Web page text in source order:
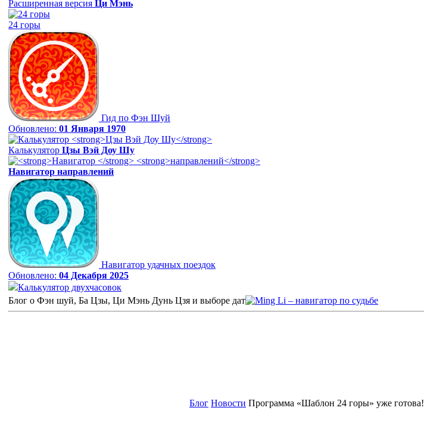
Расширенная версия Ци Мэнь
24 горы
Гид по Фэн Шуй
Обновлено: 01 Января 1970
Калькулятор Цзы Вэй Доу Шу
Навигатор направлений
Навигатор удачных поездок
Обновлено: 04 Декабря 2025
Калькулятор двухчасовок
Блог о Фэн шуй, Ба Цзы, Ци Мэнь Дунь Цзя и выборе дат
Блог Новости Программа «Шаблон 24 горы» уже готова!